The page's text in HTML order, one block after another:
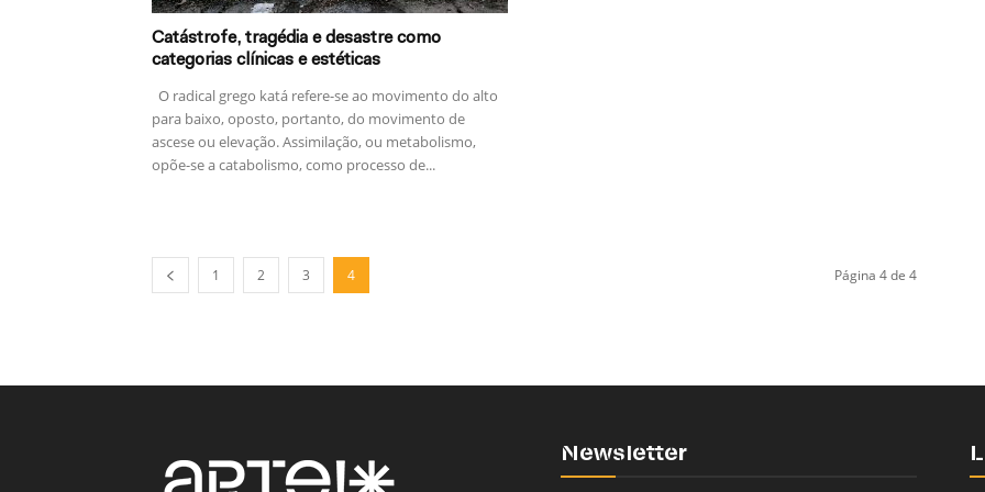
Catástrofe, tragédia e desastre como
categorias clínicas e estéticas
O radical grego katá refere-se ao movimento do alto
para baixo, oposto, portanto, do movimento de
ascese ou elevação. Assimilação, ou metabolismo,
opõe-se a catabolismo, como processo de...
1 2 3 4 Página 4 de 4
Newsletter